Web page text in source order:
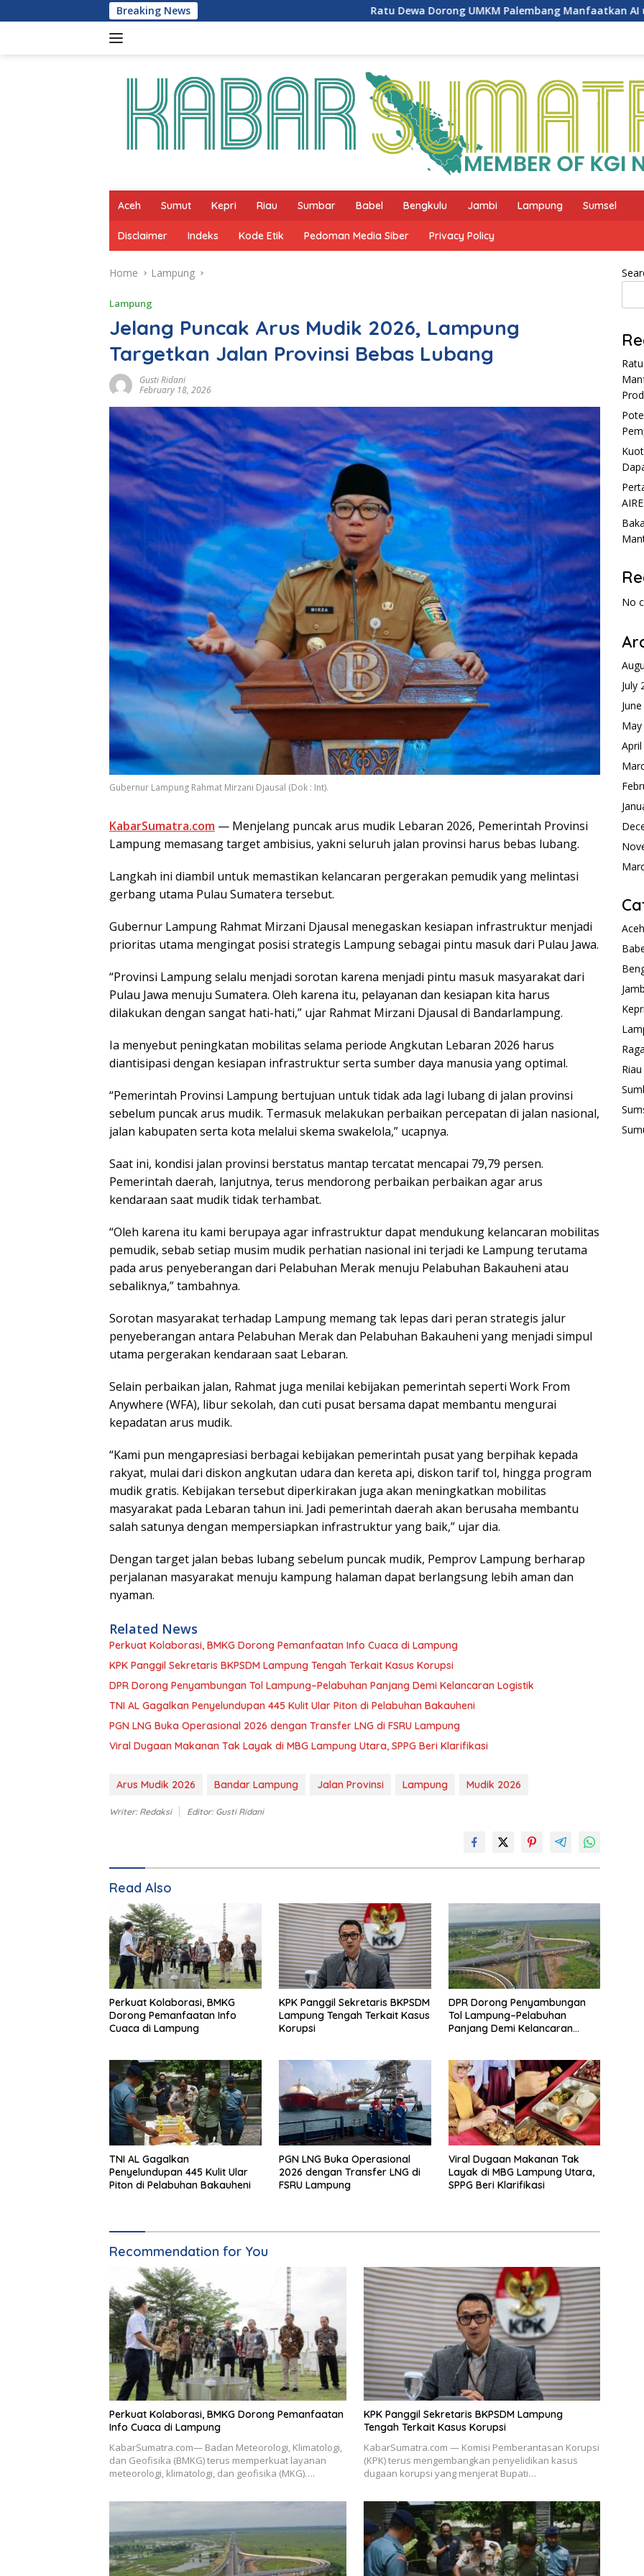
to
Breaking News Ratu Dewa Dorong UMKM Palembang Manfaatkan AI untuk Pemasaran dan
Aceh Sumut Kepri Riau Sumbar Babel Bengkulu Jambi Lampung Sumsel
Disclaimer Indeks Kode Etik Pedoman Media Siber Privacy Policy
Home Lampung
Lampung
Jelang Puncak Arus Mudik 2026, Lampung
Targetkan Jalan Provinsi Bebas Lubang
Gusti Ridani
February 18, 2026
Gubernur Lampung Rahmat Mirzani Djausal (Dok : Int).
KabarSumatra.com — Menjelang puncak arus mudik Lebaran 2026, Pemerintah Provinsi
Lampung memasang target ambisius, yakni seluruh jalan provinsi harus bebas lubang.
Langkah ini diambil untuk memastikan kelancaran pergerakan pemudik yang melintasi
gerbang utama Pulau Sumatera tersebut.
Gubernur Lampung Rahmat Mirzani Djausal menegaskan kesiapan infrastruktur menjadi
prioritas utama mengingat posisi strategis Lampung sebagai pintu masuk dari Pulau Jawa.
“Provinsi Lampung selalu menjadi sorotan karena menjadi pintu masuk masyarakat dari
Pulau Jawa menuju Sumatera. Oleh karena itu, pelayanan dan kesiapan kita harus
dilakukan dengan sangat hati-hati,” ujar Rahmat Mirzani Djausal di Bandarlampung.
Ia menyebut peningkatan mobilitas selama periode Angkutan Lebaran 2026 harus
diantisipasi dengan kesiapan infrastruktur serta sumber daya manusia yang optimal.
“Pemerintah Provinsi Lampung bertujuan untuk tidak ada lagi lubang di jalan provinsi
sebelum puncak arus mudik. Termasuk melakukan perbaikan percepatan di jalan nasional,
jalan kabupaten serta kota melalui skema swakelola,” ucapnya.
Saat ini, kondisi jalan provinsi berstatus mantap tercatat mencapai 79,79 persen.
Pemerintah daerah, lanjutnya, terus mendorong perbaikan perbaikan agar arus
kendaraan saat mudik tidak terhambat.
“Oleh karena itu kami berupaya agar infrastruktur dapat mendukung kelancaran mobilitas
pemudik, sebab setiap musim mudik perhatian nasional ini terjadi ke Lampung terutama
pada arus penyeberangan dari Pelabuhan Merak menuju Pelabuhan Bakauheni atau
sebaliknya,” tambahnya.
Sorotan masyarakat terhadap Lampung memang tak lepas dari peran strategis jalur
penyeberangan antara Pelabuhan Merak dan Pelabuhan Bakauheni yang menjadi simpul
utama pergerakan kendaraan saat Lebaran.
Selain perbaikan jalan, Rahmat juga menilai kebijakan pemerintah seperti Work From
Anywhere (WFA), libur sekolah, dan cuti pusat bersama dapat membantu mengurai
kepadatan arus mudik.
“Kami pun mengapresiasi berbagai kebijakan pemerintah pusat yang berpihak kepada
rakyat, mulai dari diskon angkutan udara dan kereta api, diskon tarif tol, hingga program
mudik gratis. Kebijakan tersebut diperkirakan juga akan meningkatkan mobilitas
masyarakat pada Lebaran tahun ini. Jadi pemerintah daerah akan berusaha membantu
salah satunya dengan mempersiapkan infrastruktur yang baik,” ujar dia.
Dengan target jalan bebas lubang sebelum puncak mudik, Pemprov Lampung berharap
perjalanan masyarakat menuju kampung halaman dapat berlangsung lebih aman dan
nyaman.
Related News
Perkuat Kolaborasi, BMKG Dorong Pemanfaatan Info Cuaca di Lampung
KPK Panggil Sekretaris BKPSDM Lampung Tengah Terkait Kasus Korupsi
DPR Dorong Penyambungan Tol Lampung–Pelabuhan Panjang Demi Kelancaran Logistik
TNI AL Gagalkan Penyelundupan 445 Kulit Ular Piton di Pelabuhan Bakauheni
PGN LNG Buka Operasional 2026 dengan Transfer LNG di FSRU Lampung
Viral Dugaan Makanan Tak Layak di MBG Lampung Utara, SPPG Beri Klarifikasi
Arus Mudik 2026 Bandar Lampung Jalan Provinsi Lampung Mudik 2026
Writer: Redaksi Editor: Gusti Ridani
Read Also
Perkuat Kolaborasi, BMKG
Dorong Pemanfaatan Info
Cuaca di Lampung
KPK Panggil Sekretaris BKPSDM
Lampung Tengah Terkait Kasus
Korupsi
DPR Dorong Penyambungan
Tol Lampung–Pelabuhan
Panjang Demi Kelancaran
TNI AL Gagalkan
Penyelundupan 445 Kulit Ular
Piton di Pelabuhan Bakauheni
PGN LNG Buka Operasional
2026 dengan Transfer LNG di
FSRU Lampung
Viral Dugaan Makanan Tak
Layak di MBG Lampung Utara,
SPPG Beri Klarifikasi
Recommendation for You
Perkuat Kolaborasi, BMKG Dorong Pemanfaatan
Info Cuaca di Lampung
KabarSumatra.com— Badan Meteorologi, Klimatologi,
dan Geofisika (BMKG) terus memperkuat layanan
meteorologi, klimatologi, dan geofisika (MKG)….
KPK Panggil Sekretaris BKPSDM Lampung
Tengah Terkait Kasus Korupsi
KabarSumatra.com — Komisi Pemberantasan Korupsi
(KPK) terus mengembangkan penyelidikan kasus
dugaan korupsi yang menjerat Bupati…
No
July
Aceh
Kepri
Riau